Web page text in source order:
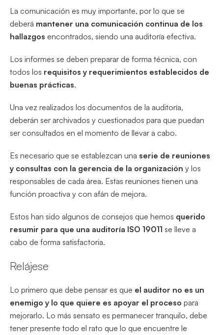
La comunicación es muy importante, por lo que se
deberá mantener una comunicación continua de los
hallazgos encontrados, siendo una auditoría efectiva.
Los informes se deben preparar de forma técnica, con
todos los requisitos y requerimientos establecidos de
buenas prácticas.
Una vez realizados los documentos de la auditoría,
deberán ser archivados y cuestionados para que puedan
ser consultados en el momento de llevar a cabo.
Es necesario que se establezcan una serie de reuniones
y consultas con la gerencia de la organización y los
responsables de cada área. Estas reuniones tienen una
función proactiva y con afán de mejora.
Estos han sido algunos de consejos que hemos querido
resumir para que una auditoría ISO 19011 se lleve a
cabo de forma satisfactoria.
Relájese
Lo primero que debe pensar es que el auditor no es un
enemigo y lo que quiere es apoyar el proceso para
mejorarlo. Lo más sensato es permanecer tranquilo, debe
tener presente todo el rato que lo que encuentre le